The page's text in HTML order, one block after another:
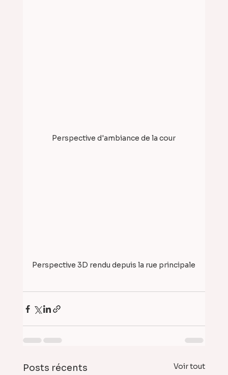
Perspective d'ambiance de la cour
Perspective 3D rendu depuis la rue principale
Posts récents Voir tout